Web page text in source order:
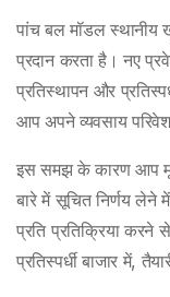
पांच बल मॉडल स्थानीय
प्रदान करता है। नए
प्रतिस्थापन और
आप अपने व्यवसाय
इस समझ के कारण आप
बारे में सूचित निर्णय
प्रति प्रतिक्रिया करने
प्रतिस्पर्धी बाजार में,